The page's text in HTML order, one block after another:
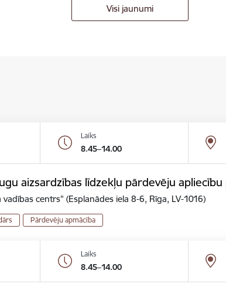
Visi jaunumi
Laiks
8.45–14.00
aizsardzības līdzekļu pārdevēju
centrs" (Esplanādes iela 8-6, Rīga, LV-1016)
Pārdevēju apmācība
Laiks
8.45–14.00